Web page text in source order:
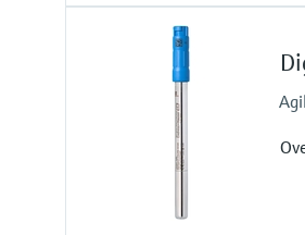
5
0